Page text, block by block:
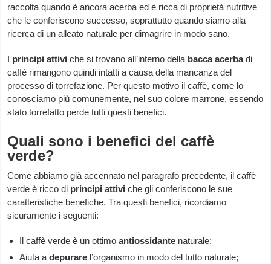
raccolta quando è ancora acerba ed è ricca di proprietà nutritive
che le conferiscono successo, soprattutto quando siamo alla
ricerca di un alleato naturale per dimagrire in modo sano.
I principi attivi che si trovano all’interno della bacca acerbadi
caffè rimangono quindi intatti a causa della mancanza del
processo di torrefazione. Per questo motivo il caffè, come lo
conosciamo più comunemente, nel suo colore marrone, essendo
stato torrefatto perde tutti questi benefici.
Quali sono i benefici del caffè
verde?
Come abbiamo già accennato nel paragrafo precedente, il caffè
verde è ricco di principi attivi che gli conferiscono le sue
caratteristiche benefiche. Tra questi benefici, ricordiamo
sicuramente i seguenti:
Il caffè verde è un ottimoantiossidante naturale;
Aiuta adepurare l’organismo in modo del tutto naturale;